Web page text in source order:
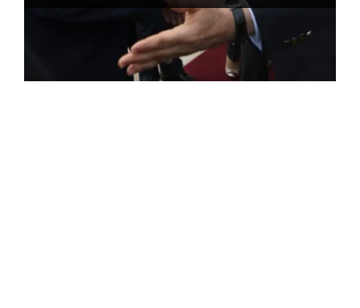
ROSE VALLAND, HEROÏNE DE LA RESISTANCE